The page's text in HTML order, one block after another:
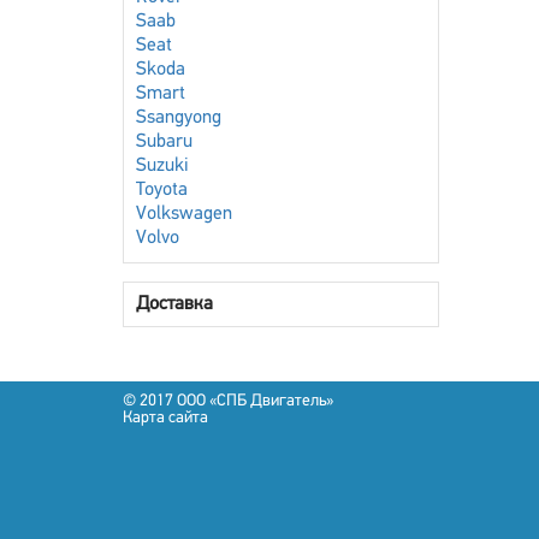
Saab
Seat
Skoda
Smart
Ssangyong
Subaru
Suzuki
Toyota
Volkswagen
Volvo
Доставка
© 2017 OOO «СПБ Двигатель»
Карта сайта